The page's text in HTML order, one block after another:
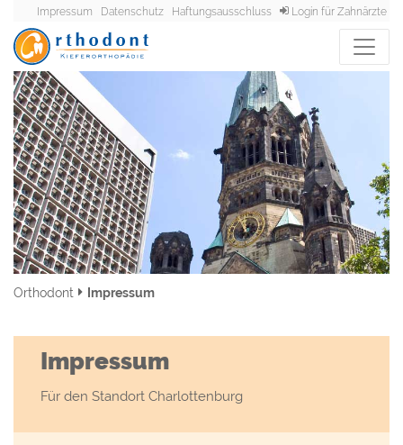
Impressum Datenschutz Haftungsausschluss Login für Zahnärzte
Orthodont Impressum
Impressum
Für den Standort Charlottenburg